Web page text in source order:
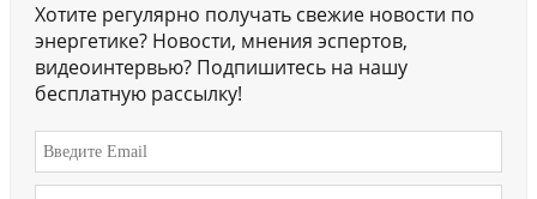
Хотите регулярно получать свежие новости по
энергетике? Новости, мнения эспертов,
видеоинтервью? Подпишитесь на нашу
бесплатную рассылку!